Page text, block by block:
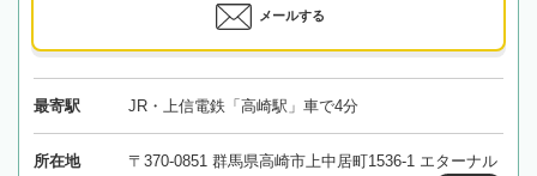
メールする
最寄駅 JR・上信電鉄「高崎駅」車で4分
所在地
〒370-0851 群馬県高崎市上中居町1536-1 エターナル